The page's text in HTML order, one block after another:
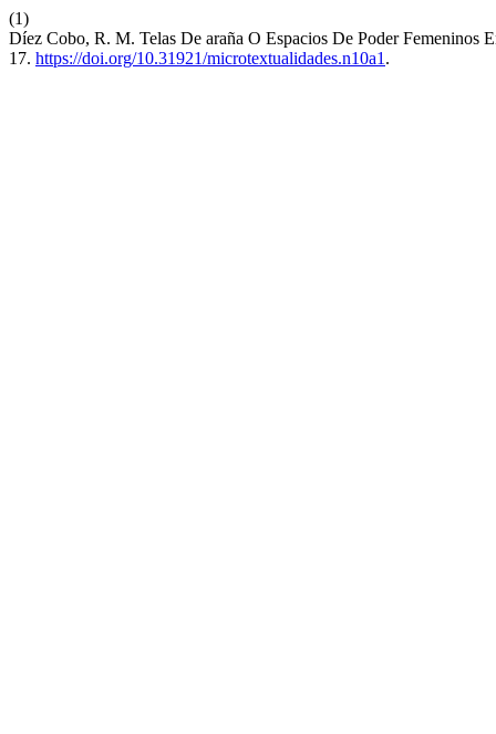
(1)
Díez Cobo, R. M. Telas De araña O Espacios De Poder Femeninos
17. https://doi.org/10.31921/microtextualidades.n10a1 .